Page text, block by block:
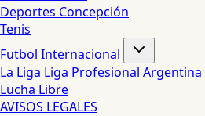
Deportes Concepción
Tenis
Futbol Internacional
La Liga Liga Profesional Argentina
Lucha Libre
AVISOS LEGALES